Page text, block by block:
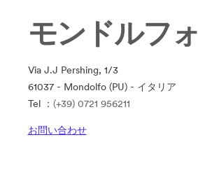
モンドルフォ
Via J.J Pershing, 1/3
61037 - Mondolfo (PU) - イタリア
Tel ： (+39) 0721 956211
お問い合わせ